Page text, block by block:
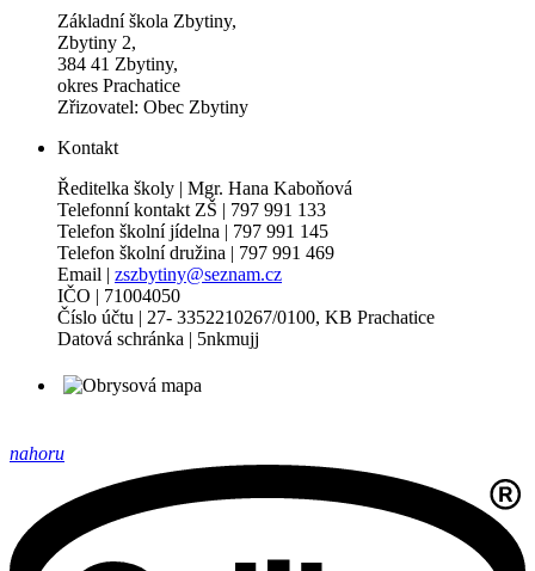
Základní škola Zbytiny,
Zbytiny 2,
384 41 Zbytiny,
okres Prachatice
Zřizovatel: Obec Zbytiny
Kontakt
Ředitelka školy | Mgr. Hana Kaboňová
Telefonní kontakt ZŠ | 797 991 133
Telefon školní jídelna | 797 991 145
Telefon školní družina | 797 991 469
Email | zszbytiny@seznam.cz
IČO | 71004050
Číslo účtu | 27- 3352210267/0100, KB Prachatice
Datová schránka | 5nkmujj
nahoru